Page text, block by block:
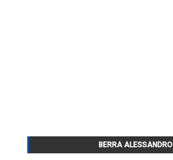
BERRA ALESSANDRO